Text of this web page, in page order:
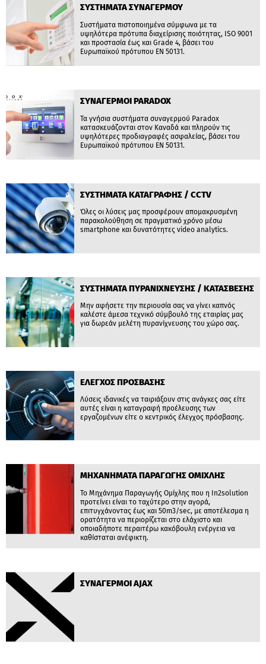
ΣΥΣΤΗΜΑΤΑ ΣΥΝΑΓΕΡΜΟΥ
Συστήματα πιστοποιημένα σύμφωνα με τα
υψηλότερα πρότυπα διαχείρισης ποιότητας, ISO 9001
και προστασία έως και Grade 4, βάσει του
Ευρωπαϊκού πρότυπου ΕΝ 50131.
ΣΥΝΑΓΕΡΜΟΙ PARADOX
Τα γνήσια συστήματα συναγερμού Paradox
κατασκευάζονται στον Καναδά και πληρούν τις
υψηλότερες προδιαγραφές ασφαλείας, βάσει του
Ευρωπαϊκού πρότυπου ΕΝ 50131.
ΣΥΣΤΗΜΑΤΑ ΚΑΤΑΓΡΑΦΗΣ / CCTV
Όλες οι λύσεις μας προσφέρουν απομακρυσμένη
παρακολούθηση σε πραγματικό χρόνο μέσω
smartphone και δυνατότητες video analytics.
ΣΥΣΤΗΜΑΤΑ ΠΥΡΑΝΙΧΝΕΥΣΗΣ / ΚΑΤΑΣΒΕΣΗΣ
Μην αφήσετε την περιουσία σας να γίνει καπνός
καλέστε άμεσα τεχνικό σύμβουλό της εταιρίας μας
για δωρεάν μελέτη πυρανίχνευσης του χώρο σας.
ΕΛΕΓΧΟΣ ΠΡΟΣΒΑΣΗΣ
Λύσεις ιδανικές να ταιριάξουν στις ανάγκες σας είτε
αυτές είναι η καταγραφή προέλευσης των
εργαζομένων είτε ο κεντρικός έλεγχος πρόσβασης.
ΜΗΧΑΝΗΜΑΤΑ ΠΑΡΑΓΩΓΗΣ ΟΜΙΧΛΗΣ
Το Μηχάνημα Παραγωγής Ομίχλης που η In2solution
προτείνει είναι το ταχύτερο στην αγορά,
επιτυγχάνοντας έως και 50m3/sec, με αποτέλεσμα η
ορατότητα να περιορίζεται στο ελάχιστο και
οποιαδήποτε περαιτέρω κακόβουλη ενέργεια να
καθίσταται ανέφικτη.
ΣΥΝΑΓΕΡΜΟΙ AJAX